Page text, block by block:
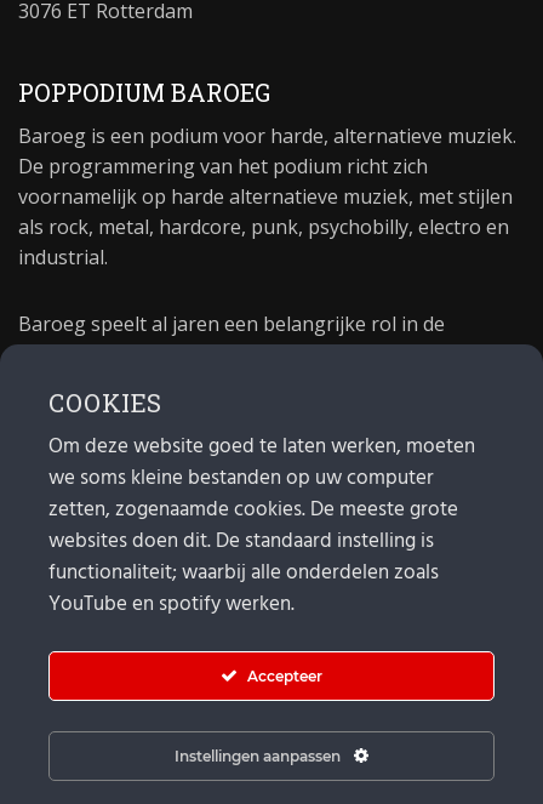
3076 ET Rotterdam
POPPODIUM BAROEG
Baroeg is een podium voor harde, alternatieve muziek.
De programmering van het podium richt zich
voornamelijk op harde alternatieve muziek, met stijlen
als rock, metal, hardcore, punk, psychobilly, electro en
industrial.
Baroeg speelt al jaren een belangrijke rol in de
poppodium 40 jaar.
MAIL
Algemeen: info@baroeg.nl
Bands & boeking: leon@baroeg.nl
Promotie & publiciteit: francis@baroeg.nl
COOKIES
Om deze website goed te laten werken, moeten
we soms kleine bestanden op uw computer
zetten, zogenaamde cookies. De meeste grote
websites doen dit. De standaard instelling is
functionaliteit; waarbij alle onderdelen zoals
YouTube en spotify werken.
Accepteer
Instellingen aanpassen